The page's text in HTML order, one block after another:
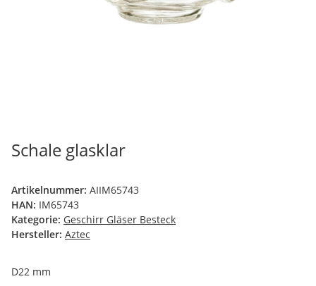
Schale glasklar
Artikelnummer: AIIM65743
HAN: IM65743
Kategorie: Geschirr Gläser Besteck
Hersteller: Aztec
D22 mm